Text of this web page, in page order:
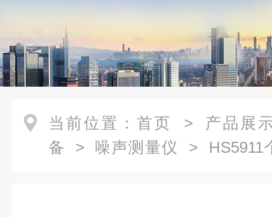
当前位置： 首页 > 产品展
备 > 噪声测量仪
> HS5911